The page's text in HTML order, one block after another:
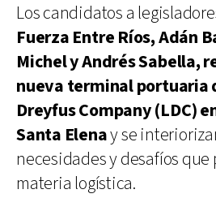
Los candidatos a
Fuerza Entre Ríos, Adán
Michel y Andrés Sabella,
nueva terminal portuaria
Dreyfus Company (LDC)
Santa Elenay se
necesidades y desafíos que
materia logística.